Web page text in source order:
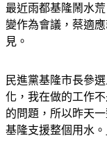
變作為會議，蔡適
見。
化，我在做的工作
的問題，所以昨天
基隆支援整個用水